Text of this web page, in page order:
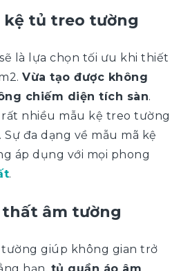
kệ tủ treo tường
là lựa chọn tối ưu khi thiết
Vừa tạo được không
chiếm diện tích sàn.
rất nhiều mẫu kệ treo tường
đa dạng về mẫu mã kệ
áp dụng với mọi phong
.
thất âm tường
giúp không gian trở